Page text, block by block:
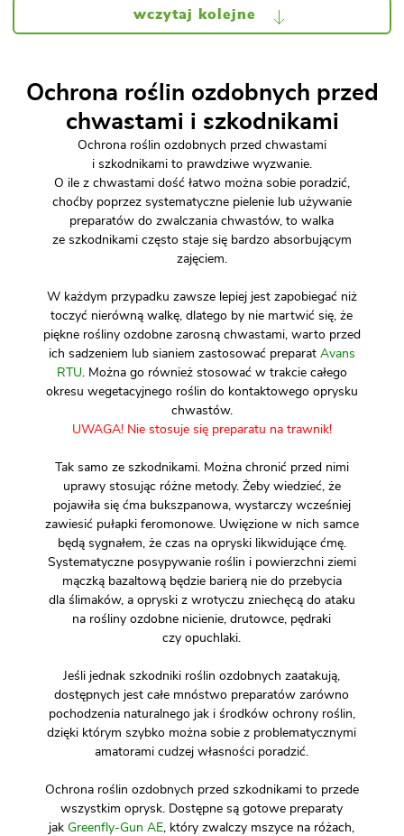
wczytaj kolejne
Ochrona roślin ozdobnych przed
chwastami i szkodnikami
Ochrona roślin ozdobnych przed chwastami
i szkodnikami to prawdziwe wyzwanie.
O ile z chwastami dość łatwo można sobie poradzić,
choćby poprzez systematyczne pielenie lub używanie
preparatów do zwalczania chwastów, to walka
ze szkodnikami często staje się bardzo absorbującym
zajęciem.
W każdym przypadku zawsze lepiej jest zapobiegać niż
toczyć nierówną walkę, dlatego by nie martwić się, że
piękne rośliny ozdobne zarosną chwastami, warto przed
ich sadzeniem lub sianiem zastosować preparat Avans
RTU. Można go również stosować w trakcie całego
okresu wegetacyjnego roślin do kontaktowego oprysku
chwastów.
UWAGA! Nie stosuje się preparatu na trawnik!
Tak samo ze szkodnikami. Można chronić przed nimi
uprawy stosując różne metody. Żeby wiedzieć, że
pojawiła się ćma bukszpanowa, wystarczy wcześniej
zawiesić pułapki feromonowe. Uwięzione w nich samce
będą sygnałem, że czas na opryski likwidujące ćmę.
Systematyczne posypywanie roślin i powierzchni ziemi
mączką bazaltową będzie barierą nie do przebycia
dla ślimaków, a opryski z wrotyczu zniechęcą do ataku
na rośliny ozdobne nicienie, drutowce, pędraki
czy opuchlaki.
Jeśli jednak szkodniki roślin ozdobnych zaatakują,
dostępnych jest całe mnóstwo preparatów zarówno
pochodzenia naturalnego jak i środków ochrony roślin,
dzięki którym szybko można sobie z problematycznymi
amatorami cudzej własności poradzić.
Ochrona roślin ozdobnych przed szkodnikami to przede
wszystkim oprysk. Dostępne są gotowe preparaty
jakGreenfly-Gun AE, który zwalczy mszyce na różach,